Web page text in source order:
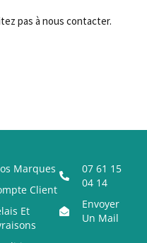
pas à nous contacter.
Marques
Client
Et
07 61 15
04 14
Envoyer
Un Mail